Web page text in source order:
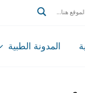
المدونة الطبية